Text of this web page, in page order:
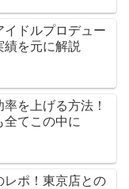
イドルプロデュー
績を元に解説
を上げる方法！
全てこの中に
レポ！東京店との